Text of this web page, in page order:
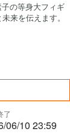
の等身大フィギ
来を伝えます。
了
06/10 23:59